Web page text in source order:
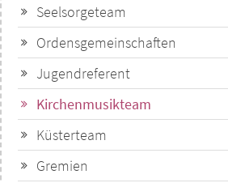
Seelsorgeteam
Ordensgemeinschaften
Jugendreferent
Kirchenmusikteam
Küsterteam
Gremien